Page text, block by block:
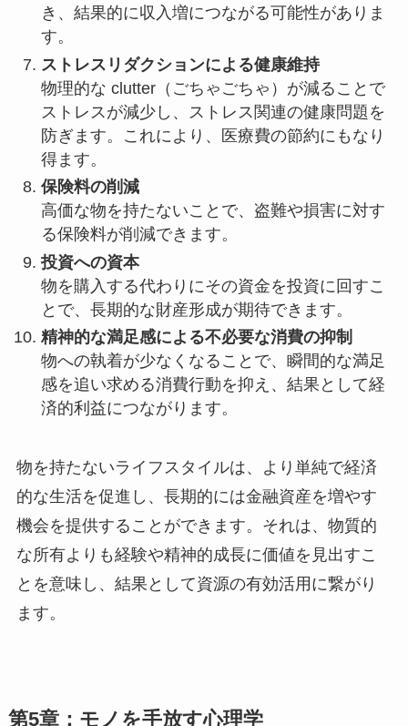
き、結果的に収入増につながる可能性がありま
す。
ストレスリダクションによる健康維持
物理的な clutter（ごちゃごちゃ）が減ることで
ストレスが減少し、ストレス関連の健康問題を
防ぎます。これにより、医療費の節約にもなり
得ます。
保険料の削減
高価な物を持たないことで、盗難や損害に対す
る保険料が削減できます。
投資への資本
物を購入する代わりにその資金を投資に回すこ
とで、長期的な財産形成が期待できます。
精神的な満足感による不必要な消費の抑制
物への執着が少なくなることで、瞬間的な満足
感を追い求める消費行動を抑え、結果として経
済的利益につながります。
物を持たないライフスタイルは、より単純で経済
的な生活を促進し、長期的には金融資産を増やす
機会を提供することができます。それは、物質的
な所有よりも経験や精神的成長に価値を見出すこ
とを意味し、結果として資源の有効活用に繋がり
ます。
第5章：モノを手放す心理学